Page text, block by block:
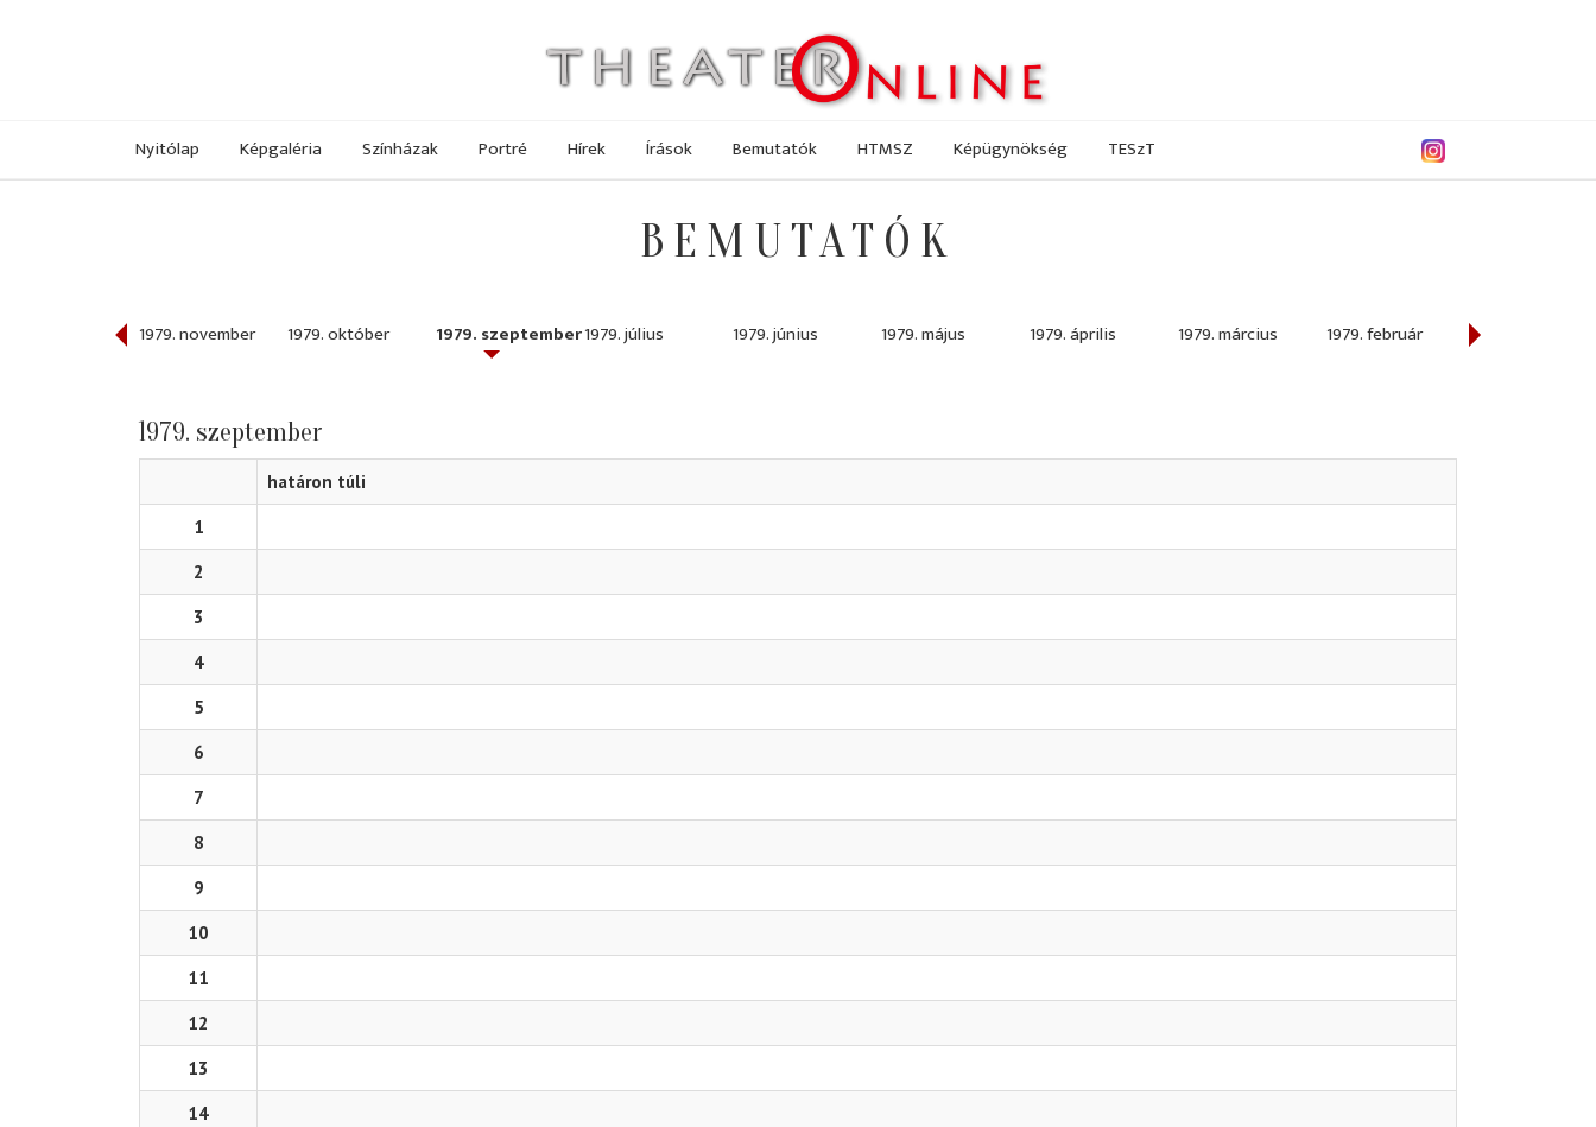
Nyitólap Képgaléria Színházak Portré Hírek Írások Bemutatók HTMSZ Képügynökség TESzT
BEMUTATÓK
1979. november 1979. október 1979. szeptember1979. július 1979. június 1979. május 1979. április 1979. március 1979. február 1979. január
1979. szeptember
határon túli
1
2
3
4
5
6
7
8
9
10
11
12
13
14